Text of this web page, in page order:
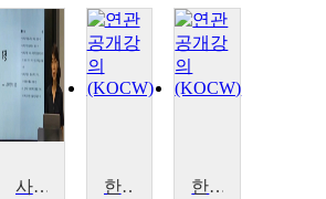
사회복지정책론 한국창업정책 60년사와 우수 기업 사례 한국창업정책 60년사와 우수 기업 사례